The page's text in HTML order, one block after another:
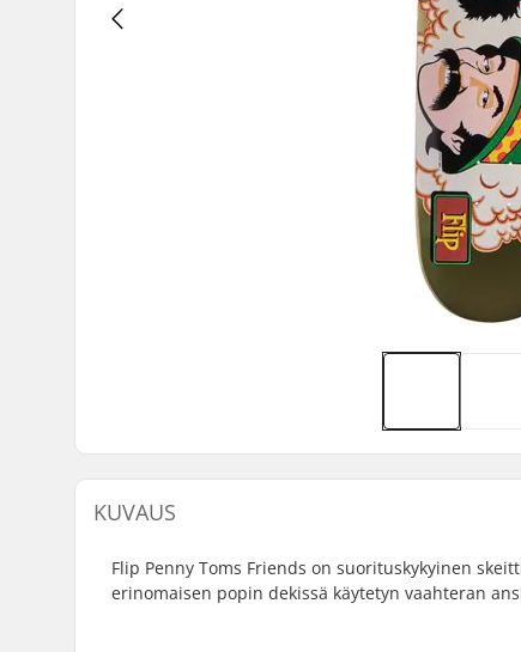
KUVAUS
Flip Penny Toms Friends on suorituskykyinen
erinomaisen popin dekissä käytetyn vaahteran